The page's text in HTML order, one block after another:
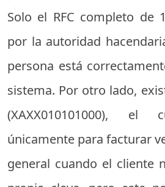
Solo el RFC completo de
por la autoridad
persona está
sistema. Por otro lado,
(XAXX010101000),
únicamente para facturar
general cuando el cliente